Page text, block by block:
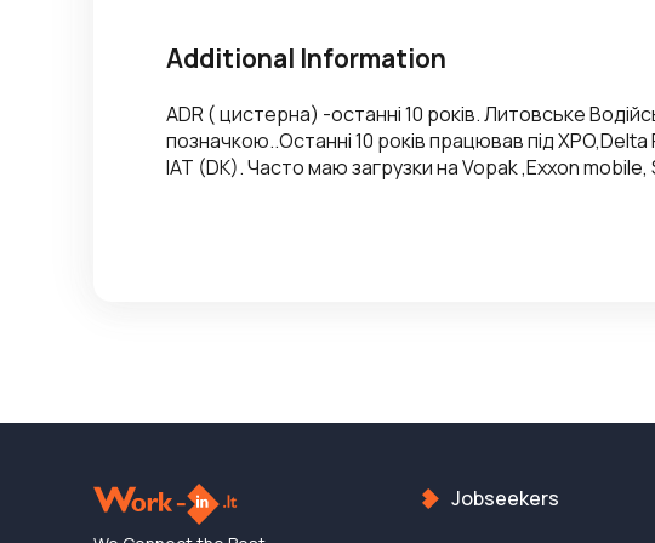
Additional Information
ADR ( цистерна) -останні 10 років. Литовське
позначкою..Останні 10 років працював під
IAT (DK). Часто маю загрузки на Vopak ,Exxon mobile,
Jobseekers